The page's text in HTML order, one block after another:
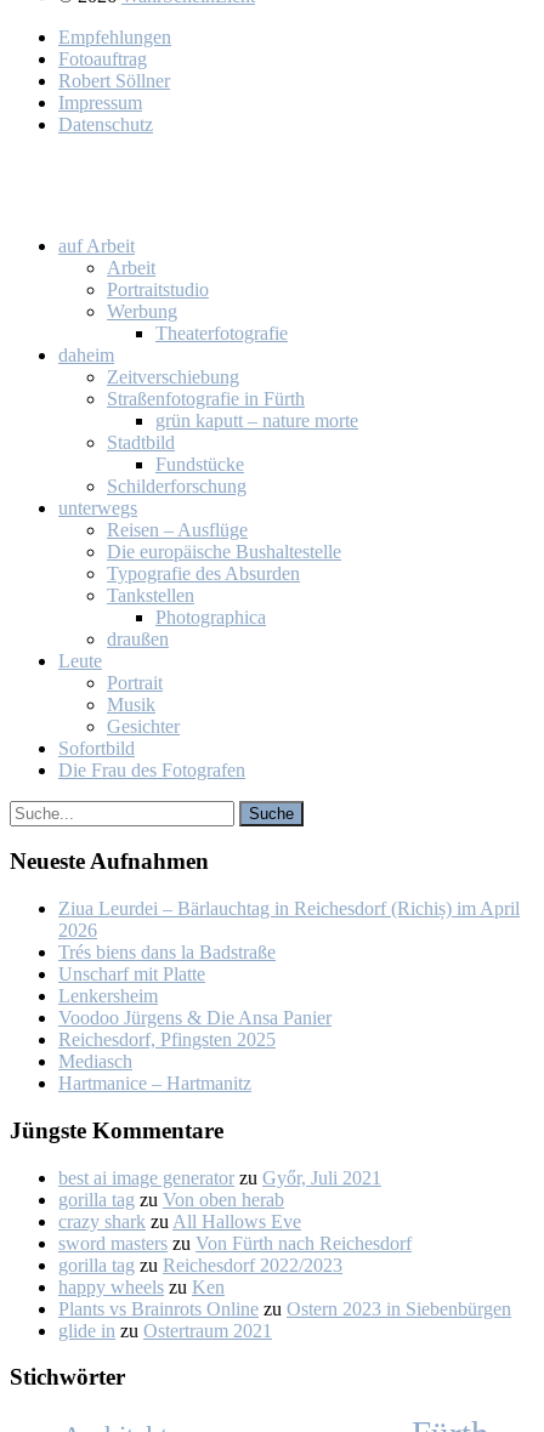
Emp­feh­lun­gen
Fo­to­auf­trag
Ro­bert Söll­ner
Im­pres­sum
Da­ten­schutz
auf Ar­beit
Ar­beit
Por­trait­stu­dio
Wer­bung
Thea­ter­fo­to­gra­fie
da­heim
Zeit­ver­schie­bung
Stra­ßen­fo­to­gra­fie in Fürth
grün ka­putt – na­tu­re mor­te
Stadt­bild
Fund­stü­cke
Schil­der­for­schung
un­ter­wegs
Rei­sen – Aus­flü­ge
Die eu­ro­päi­sche Bus­hal­te­stel­le
Ty­po­gra­fie des Ab­sur­den
Tank­stel­len
Pho­to­gra­phi­ca
drau­ßen
Leu­te
Por­trait
Mu­sik
Ge­sich­ter
So­fort­bild
Die Frau des Fo­to­gra­fen
Neu­es­te Auf­nah­men
Ziua Leur­dei – Bär­lauch­tag in Rei­ches­dorf (Ri­chiș) im April
2026
Trés biens dans la Bad­stra­ße
Un­scharf mit Plat­te
Len­kers­heim
Voo­doo Jür­gens & Die An­sa Pa­nier
Rei­ches­dorf, Pfings­ten 2025
Me­dia­sch
Hart­ma­nice – Hart­ma­nitz
Jüngs­te Kom­men­ta­re
best ai image generator zu Győr, Ju­li 2021
gorilla tag zu Von oben her­ab
crazy shark zu All Hal­lows Eve
sword masters zu Von Fürth nach Rei­ches­dorf
gorilla tag zu Rei­ches­dorf 2022/2023
happy wheels zu Ken
Plants vs Brainrots Online zu Os­tern 2023 in Sie­ben­bür­gen
glide in zu Os­ter­traum 2021
Stich­wör­ter